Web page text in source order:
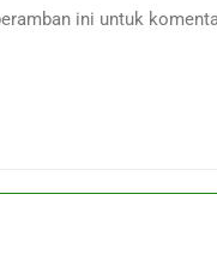
ini untuk